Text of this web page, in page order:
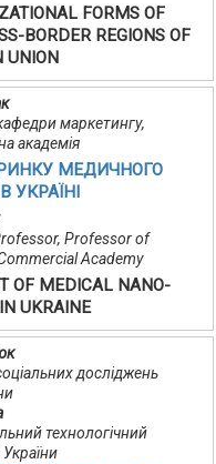
FORMS OF
BORDER REGIONS OF
UNION
маркетингу,
академія
МЕДИЧНОГО
УКРАЇНІ
Professor of
Academy
OF MEDICAL NANO-
UKRAINE
досліджень
технологічний